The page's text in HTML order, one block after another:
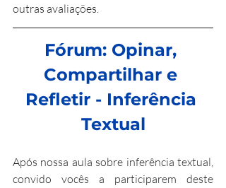
outras avaliações.
Fórum: Opinar,
Compartilhar e
Refletir - Inferência
Textual
Após nossa aula sobre inferência textual,
convido vocês a participarem deste